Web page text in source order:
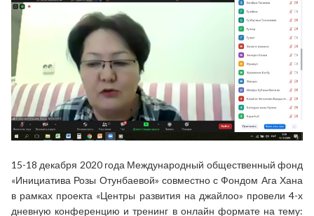
15-18 декабря 2020 года Международный общественный фонд
«Инициатива Розы Отунбаевой» совместно с Фондом Ага Хана
в рамках проекта «Центры развития на джайлоо» провели 4-х
дневную конференцию и тренинг в онлайн формате на тему: